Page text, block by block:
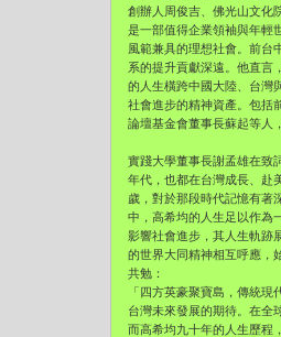
創辦人周俊吉、佛光山文化
是一部值得企業領袖與年輕
風範兼具的理想社會。前台
系的提升貢獻深遠。他直言
的人生橫跨中國大陸、台灣
社會進步的精神資產。包括
論壇基金會董事長蘇起等人
實踐大學董事長謝孟雄在致
年代，也都在台灣成長、赴
歲，對於那段時代記憶有著
中，高希均的人生足以作為
影響社會進步，其人生軌跡
的世界大同精神相互呼應，
共勉：
「四方英豪聚寶島，傳統
台灣未來發展的期待。在全
而高希均九十年的人生歷程